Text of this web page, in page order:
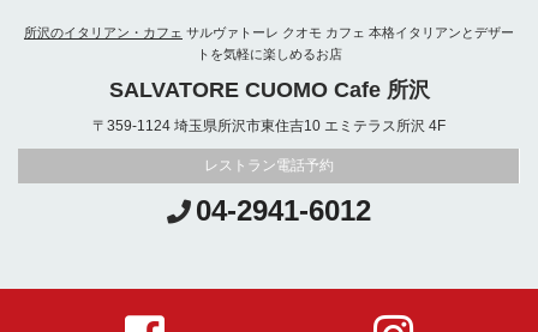
所沢のイタリアン・カフェ サルヴァトーレ クオモ カフェ 本格イタリアンとデザー
トを気軽に楽しめるお店
SALVATORE CUOMO Cafe 所沢
〒359-1124 埼玉県所沢市東住吉10 エミテラス所沢 4F
レストラン電話予約
04-2941-6012